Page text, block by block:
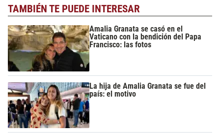
TAMBIÉN TE PUEDE INTERESAR
Amalia Granata se casó en el
Vaticano con la bendición del Papa
Francisco: las fotos
La hija de Amalia Granata se fue del
país: el motivo